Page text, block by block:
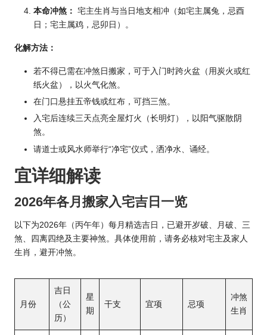
本命冲煞： 宅主生肖与当日地支相冲（如宅主属兔，忌酉
日；宅主属鸡，忌卯日）。
化解方法：
若不得已需在冲煞日搬家，可于入门时跨火盆（用炭火或红
纸火盆），以火气化煞。
在门口悬挂五帝钱或红布，可挡三煞。
入宅后连续三天点亮全屋灯火（长明灯），以阳气驱散阴
煞。
请道士或风水师举行“净宅”仪式，洒净水、诵经。
宜详细解读
2026年各月搬家入宅吉日一览
以下为2026年（丙午年）每月精选吉日，已避开岁破、月破、三
煞、四离四绝及主要神煞。具体使用前，请务必核对宅主及家人
生肖，避开冲煞。
月份
吉日
（公
历）
星
期
干支 宜项 忌项
冲煞
生肖